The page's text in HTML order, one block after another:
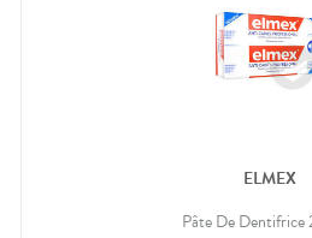
ELMEX
Pâte De Dentifrice